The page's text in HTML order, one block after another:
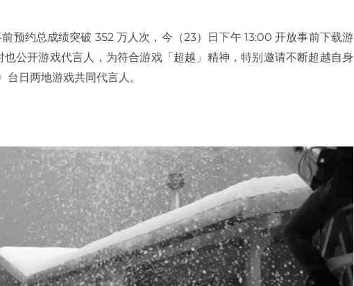
预约总成绩突破 352 万人次，今（23）日下午 13:00 开放事前下载游
公开游戏代言人，为符合游戏「超越」精神，特别邀请不断超越自身
日两地游戏共同代言人。